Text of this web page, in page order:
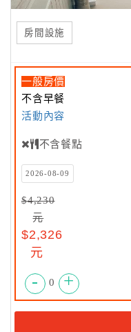
房間設施
一般房價
不含早餐
活動內容
不含餐點
2026-08-09
$4,230
元
$2,326
元
- 0 +